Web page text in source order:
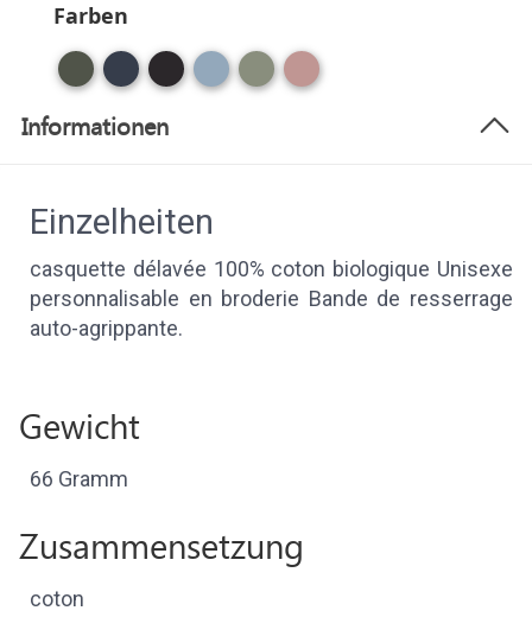
Farben
Informationen
Einzelheiten
casquette délavée 100% coton biologique Unisexe
personnalisable en broderie Bande de resserrage
auto-agrippante.
Gewicht
66 Gramm
Zusammensetzung
coton